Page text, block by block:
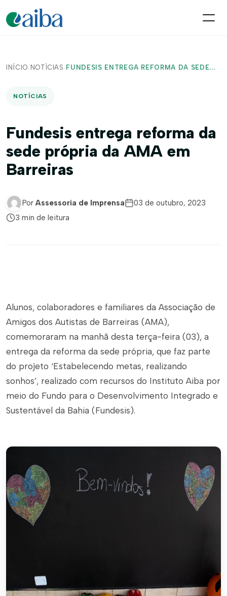
INÍCIO/ NOTÍCIAS / FUNDESIS ENTREGA REFORMA DA SEDE...
NOTÍCIAS
Fundesis entrega reforma da
sede própria da AMA em
Barreiras
Por Assessoria de Imprensa
03 de outubro, 2023
3 min de leitura
Alunos, colaboradores e familiares da Associação de
Amigos dos Autistas de Barreiras (AMA),
comemoraram na manhã desta terça-feira (03), a
entrega da reforma da sede própria, que faz parte
do projeto ‘Estabelecendo metas, realizando
sonhos’, realizado com recursos do Instituto Aiba por
meio do Fundo para o Desenvolvimento Integrado e
Sustentável da Bahia (Fundesis).